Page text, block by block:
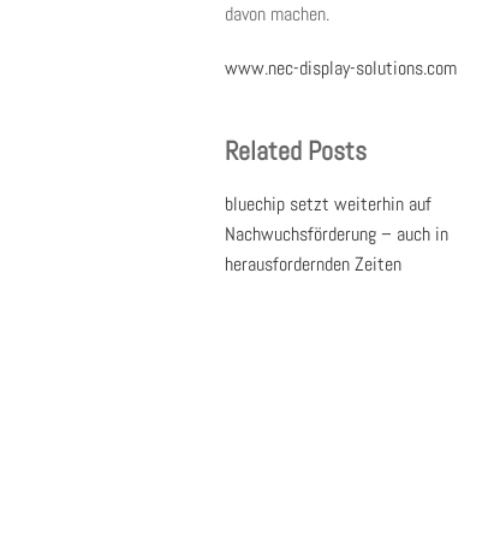
davon machen.
www.nec-display-solutions.com
Related Posts
bluechip setzt weiterhin auf
Nachwuchsförderung – auch in
herausfordernden Zeiten